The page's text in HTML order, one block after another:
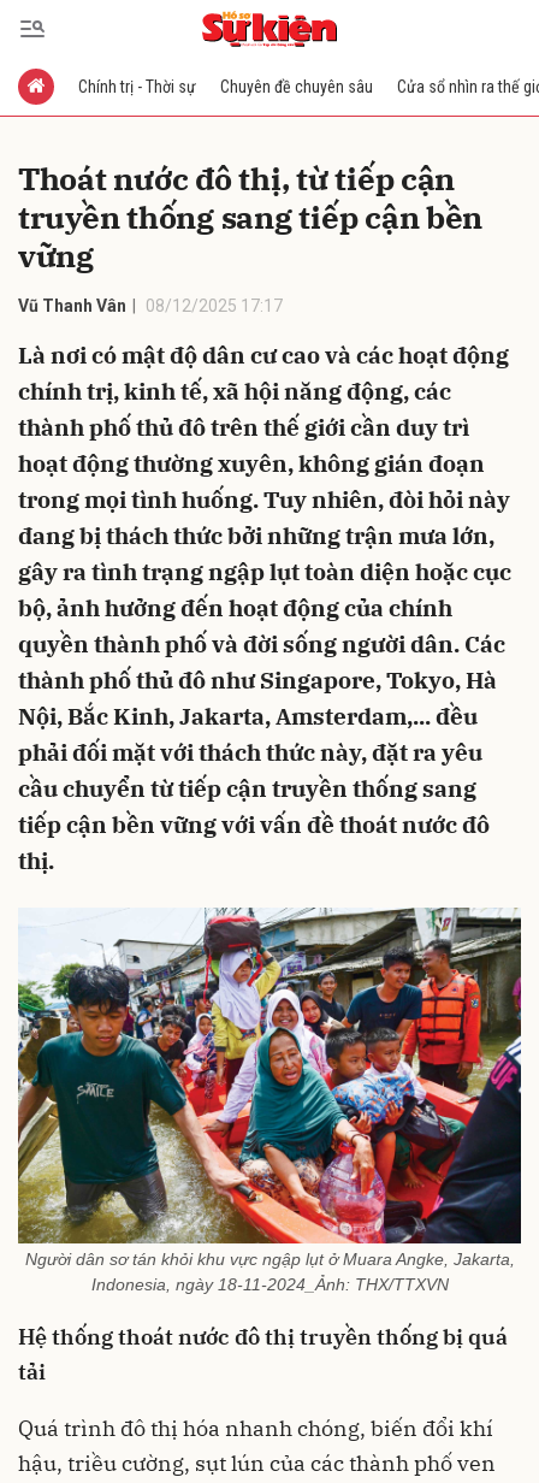
Chính trị - Thời sự Chuyên đề chuyên sâu Cửa sổ nhìn ra thế
Thoát nước đô thị, từ tiếp cận
truyền thống sang tiếp cận bền
vững
Vũ Thanh Vân 08/12/2025 17:17
Là nơi có mật độ dân cư cao và các hoạt động
chính trị, kinh tế, xã hội năng động, các
thành phố thủ đô trên thế giới cần duy trì
hoạt động thường xuyên, không gián đoạn
trong mọi tình huống. Tuy nhiên, đòi hỏi này
đang bị thách thức bởi những trận mưa lớn,
gây ra tình trạng ngập lụt toàn diện hoặc cục
bộ, ảnh hưởng đến hoạt động của chính
quyền thành phố và đời sống người dân. Các
thành phố thủ đô như Singapore, Tokyo, Hà
Nội, Bắc Kinh, Jakarta, Amsterdam,... đều
phải đối mặt với thách thức này, đặt ra yêu
cầu chuyển từ tiếp cận truyền thống sang
tiếp cận bền vững với vấn đề thoát nước đô
thị.
Người dân sơ tán khỏi khu vực ngập lụt ở Muara Angke, Jakarta,
Indonesia, ngày 18-11-2024_Ảnh: THX/TTXVN
Hệ thống thoát nước đô thị truyền thống bị quá
tải
Quá trình đô thị hóa nhanh chóng, biến đổi khí
hậu, triều cường, sụt lún của các thành phố ven
Gửi bình luận
Hủy Gửi